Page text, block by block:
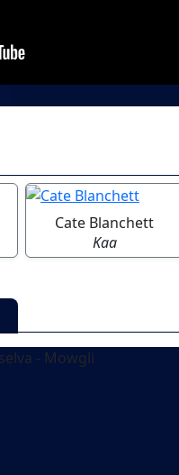
Cate Blanchett
Kaa